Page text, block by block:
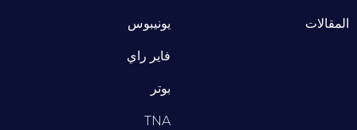
المقالات يونيبوس
فاير راي
بوتر
TNA